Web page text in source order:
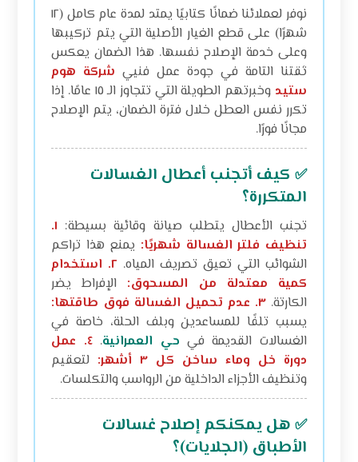
نوفر لعملائنا ضمانًا كتابيًا يمتد لمدة عام كامل (١٢
شهرًا) على قطع الغيار الأصلية التي يتم تركيبها
وعلى خدمة الإصلاح نفسها. هذا الضمان يعكس
ثقتنا التامة في جودة عمل فنيي شركة هوم
ستيد
وخبرتهم الطويلة التي تتجاوز الـ ١٥ عامًا. إذا
تكرر نفس العطل خلال فترة الضمان، يتم الإصلاح
مجانًا فورًا.
✅ كيف أتجنب أعطال الغسالات
المتكررة؟
تجنب الأعطال يتطلب صيانة وقائية بسيطة: ١.
تنظيف فلتر الغسالة شهريًا: يمنع هذا تراكم
الشوائب التي تعيق تصريف المياه.
٢. استخدام
كمية معتدلة من المسحوق: الإفراط يضر
الكارتة.٣. عدم تحميل الغسالة فوق طاقتها:
يسبب تلفًا للمساعدين وبلف الحلة، خاصة في
الغسالات القديمة في حي العمرانية. ٤. عمل
دورة خل وماء ساخن كل ٣ أشهر:
لتعقيم
وتنظيف الأجزاء الداخلية من الرواسب والتكلسات.
✅ هل يمكنكم إصلاح غسالات
الأطباق (الجلايات)؟